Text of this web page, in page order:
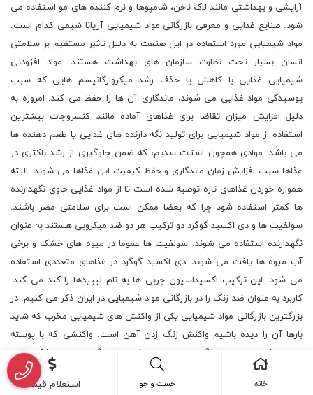
آرایشی و بهداشتی مانند لاک ناخن، شامپوها و نرم کننده های مو استفاده می
شود. صنایع غذایی و معرفی بازرگانی مواد شیمیایی آریانا شیمی کدام است.
مواد شیمیایی مورد استفاده در این صنعت به دلیل تاثیر مستقیم بر سلامتی
انسان بسیار تحت نظارت سازمان های بهداشت هستند. مواد افزودنی
شیمیایی غذایی با کاهش یا حذف رشد میکروارگانیسم هایی که سبب
پوسیدگی مواد غذایی می شوند، ماندگاری آن ها را حفظ می کند. امروزه به
دلیل افزایش میزان تقاضا برای غذاهای آماده مانند کنسروجات بیشترین
استفاده از مواد شیمیایی برای تولید نگه دارنده های غذایی یا طعم دهنده ها
می باشد. موادی همچون استات سدیم، که ضمن جلوگیری از رشد باکتری در
غذاها سبب افزایش زمان ماندگاری و حفظ کیفیت این غذاها می شوند. البته
همواره خوردن غذاهای تازه توصیه شده است تا از مواد غذایی حاوی نگهدارنده
ها کمتر استفاده شود چرا که بعضا ممکن است برای سلامتی مضر باشند.
سولفیت ها و دی اکسید گوگرد دو ترکیب هر دو ضد میکروبی هستند به عنوان
نگهدارنده استفاده می شوند. سولفیت ها عموما در میوه های خشک و برخی
آب میوه ها یافت می شوند. دی اکسید گوگرد در غذاهای متعددی استفاده
می شود. این ترکیب اکسیداسیون چربی ها به نام لیپیدها را کند می کند.
کاربرد به عنوان ضد زنگ را در بازرگانی مواد شیمیایی در ایران ذکر می کنیم. در
بزرگترین بازرگانی مواد شیمیایی یکی از واکنش های شیمیایی مخرب که شاید
بارها آن را دیده باشیم واکنش زنگ زدن آهن است. واکنشی که با پوسته
پوسته شدن و تغییر رنگ سطح سطوح فلزی به رنگ نارنجی و شکستن و
ضعیف شدن آن همراه است. در واقع از فلزات بدون پوشش مانند آهن یا نقره
در اثر مجاورت با اکسیژن و رطوبت به شرح زیر اکسید شده و به اصصلاح زنگ
خانه جست و جو استعلام قیمت